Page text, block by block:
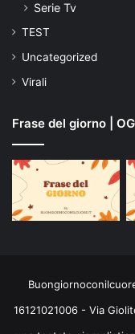
Serie Tv
TEST
Uncategorized
Virali
Frase del giorno |
16121021006 - Via